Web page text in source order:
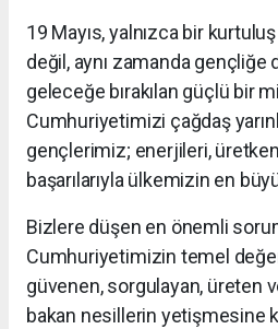
19 Mayıs, yalnızca bir
değil, aynı zamanda gençliğe
geleceğe bırakılan güçlü bir
Cumhuriyetimizi çağdaş
gençlerimiz; enerjileri,
başarılarıyla ülkemizin en
Bizlere düşen en önemli
Cumhuriyetimizin temel
güvenen, sorgulayan, üreten
bakan nesillerin yetişmesine